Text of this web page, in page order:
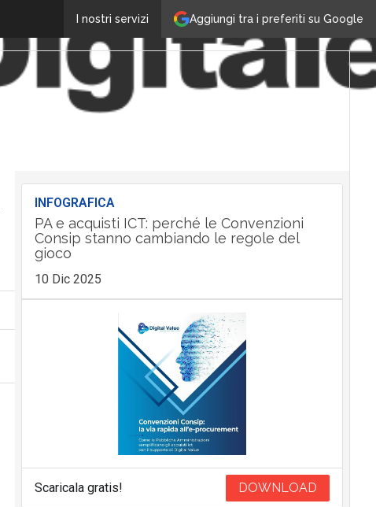
Aggiungi tra i preferiti su Google
I nostri servizi
INFOGRAFICA
PA e acquisti ICT: perché le Convenzioni
Consip stanno cambiando le regole del
gioco
10 Dic 2025
Scaricala gratis! DOWNLOAD